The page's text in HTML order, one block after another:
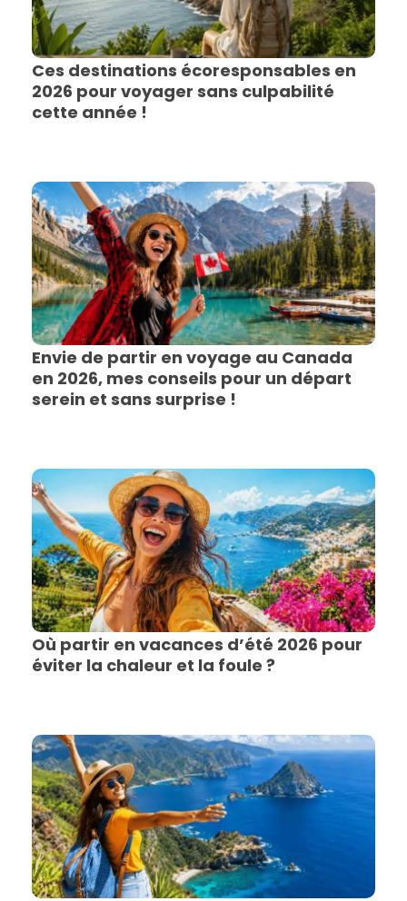
Ces destinations écoresponsables en
2026 pour voyager sans culpabilité
cette année !
Envie de partir en voyage au Canada
en 2026, mes conseils pour un départ
serein et sans surprise !
Où partir en vacances d’été 2026 pour
éviter la chaleur et la foule ?